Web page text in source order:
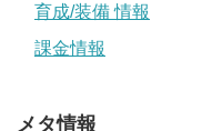
育成/装備 情報
課金情報
メタ情報